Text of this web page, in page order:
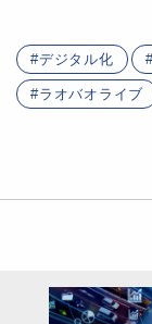
デジタル化
ラオバオライブ